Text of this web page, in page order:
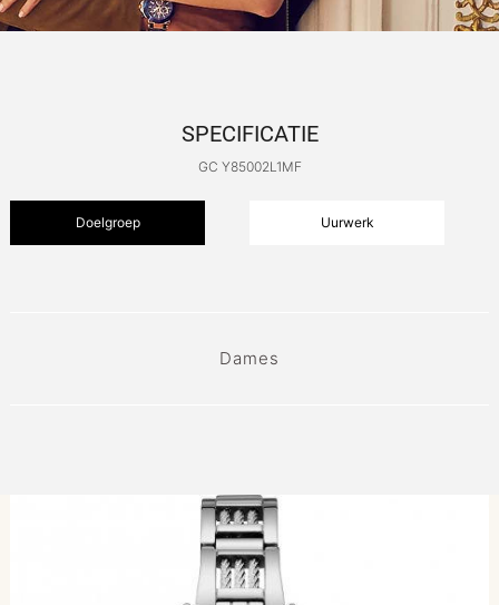
SPECIFICATIE
GC Y85002L1MF
Doelgroep Uurwerk
Dames